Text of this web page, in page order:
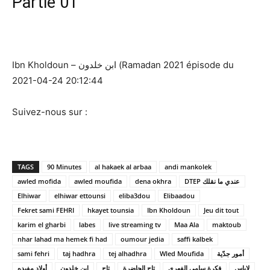
Ibn Kholdoun – ابن خلدون (Ramadan 2021 épisode du
2021-04-24 20:12:44
Suivez-nous sur :
TAGS 90 Minutes al hakaek al arbaa
andi mankolek
awled mofida
awled moufida dena okhra
DTEP عندي ما نقلك
Elhiwar
elhiwar ettounsi eliba3dou
Elibaadou
Fekret sami FEHRI
hkayet tounsia Ibn Kholdoun
Jeu dit tout
karim el gharbi
labes live streaming tv Maa Ala
maktoub
nhar lahad ma hemek fi had
oumour jedia
saffi kalbek
sami fehri
taj hadhra tej alhadhra Wled Moufida
أمور جدّية
أولاد مفيده
ابن خلدون تاج تاج الحاضرة فكرة سامي الفهري لاباس